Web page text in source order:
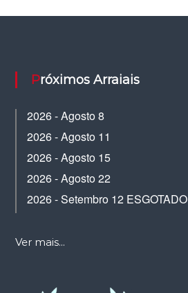
Próximos Arraiais
2026 - Agosto 8
2026 - Agosto 11
2026 - Agosto 15
2026 - Agosto 22
2026 - Setembro 12 ESGOTADO
Ver mais...